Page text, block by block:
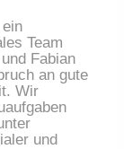
Team
Fabian
an gute
Wir
und